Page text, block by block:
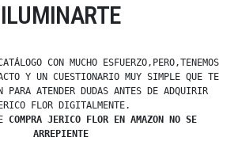
ILUMINARTE
CON MUCHO ESFUERZO,PERO,TENEMOS
Y UN CUESTIONARIO MUY SIMPLE QUE TE
PARA ATENDER DUDAS ANTES DE ADQUIRIR
FLOR DIGITALMENTE.
COMPRA JERICO FLOR EN AMAZON NO SE
ARREPIENTE